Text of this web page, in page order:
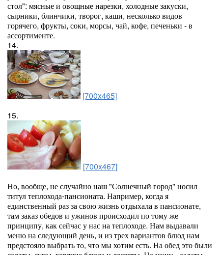
стол": мясные и овощные нарезки, холодные закуски,
сырники, блинчики, творог, каши, несколько видов
горячего, фрукты, соки, морсы, чай, кофе, печеньки - в
ассортименте.
14.
[700x465]
15.
[700x467]
Но, вообще, не случайно наш "Солнечный город" носил
титул теплохода-пансионата. Например, когда я
единственный раз за свою жизнь отдыхала в пансионате,
там заказ обедов и ужинов происходил по тому же
принципу, как сейчас у нас на теплоходе. Нам выдавали
меню на следующий день, и из трех вариантов блюд нам
предстояло выбрать то, что мы хотим есть. На обед это были